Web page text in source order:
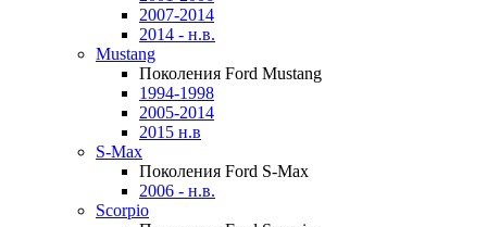
2007-2014
2014 - н.в.
Mustang
Поколения Ford Mustang
1994-1998
2005-2014
2015 н.в
S-Max
Поколения Ford S-Max
2006 - н.в.
Scorpio